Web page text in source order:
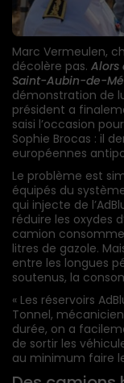
Marc Vermeulen,
décolère pas. Alors
Saint-Aubin-de-
démonstration de
président a
saisi l’occasion
Sophie Brocas : il
européennes
Le problème est
équipés du
qui injecte de
réduire les oxydes
camion consomme
litres de gazole.
entre les longues
soutenus, la
« Les réservoirs
Tonnel,
durée, on a
de sortir les
au minimum faire